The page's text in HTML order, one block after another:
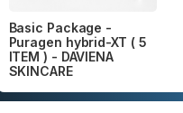
Basic Package -
Puragen hybrid-XT ( 5
ITEM ) - DAVIENA
SKINCARE